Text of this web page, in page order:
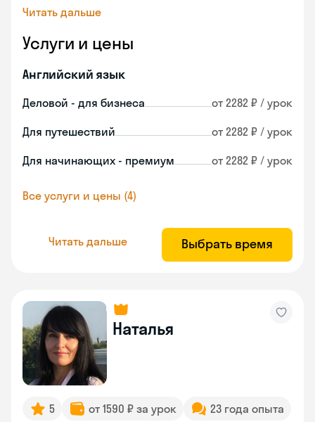
Читать дальше
Услуги и цены
Английский язык
Деловой - для бизнеса от 2282 ₽ / урок
Для путешествий от 2282 ₽ / урок
Для начинающих - премиум от 2282 ₽ / урок
Все услуги и цены (4)
Читать дальше Выбрать время
Наталья
5 от 1590 ₽ за урок 23 года опыта